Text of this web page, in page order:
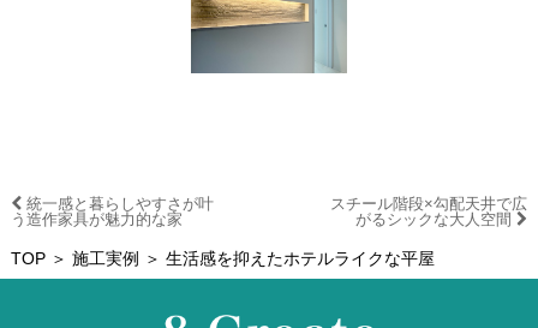
統一感と暮らしやすさが叶
う造作家具が魅力的な家
スチール階段×勾配天井で広
がるシックな大人空間
TOP＞ 施工実例 ＞ 生活感を抑えたホテルライクな平屋